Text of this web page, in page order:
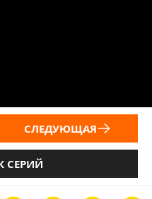
СЕРИЙ
СЛЕДУЮЩАЯ